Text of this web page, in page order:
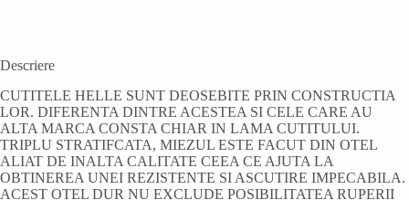
Descriere
CUTITELE HELLE SUNT DEOSEBITE PRIN CONSTRUCTIA
LOR. DIFERENTA DINTRE ACESTEA SI CELE CARE AU
ALTA MARCA CONSTA CHIAR IN LAMA CUTITULUI.
TRIPLU STRATIFCATA, MIEZUL ESTE FACUT DIN OTEL
ALIAT DE INALTA CALITATE CEEA CE AJUTA LA
OBTINEREA UNEI REZISTENTE SI ASCUTIRE IMPECABILA.
ACEST OTEL DUR NU EXCLUDE POSIBILITATEA RUPERII